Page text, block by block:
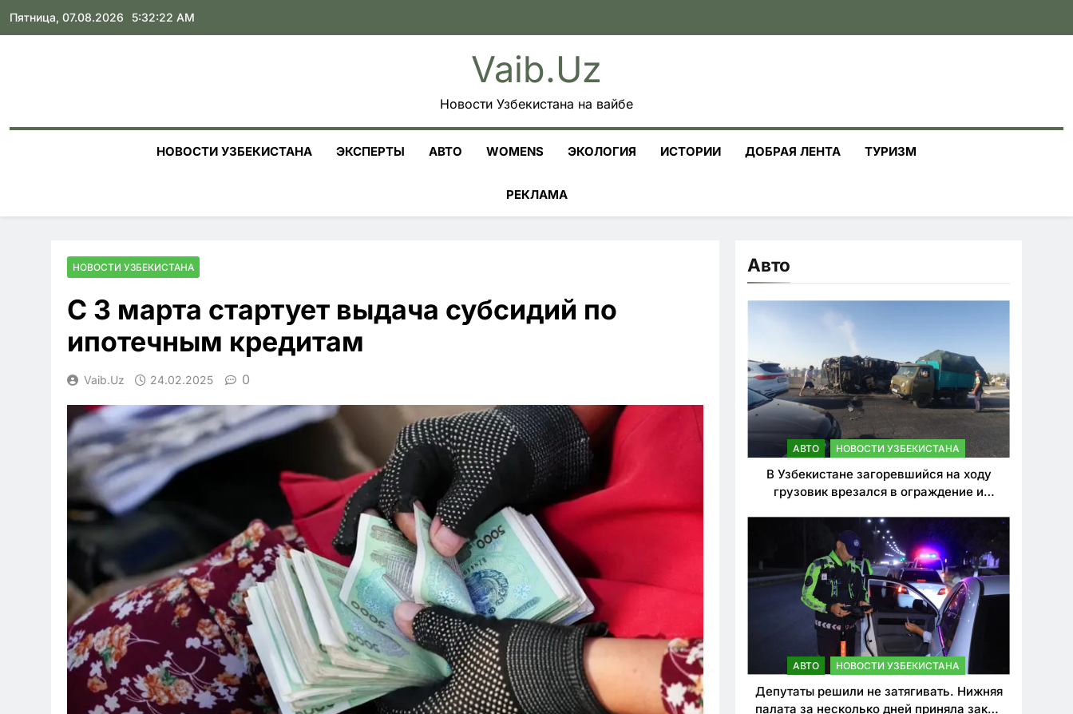
Skip
Пятница, 07.08.2026 5:32:24 AM
Vaib.uz
Новости Узбекистана на вайбе
НОВОСТИ УЗБЕКИСТАНА ЭКСПЕРТЫ АВТО WOMENS ЭКОЛОГИЯ ИСТОРИИ ДОБРАЯ ЛЕНТА ТУРИЗМ
РЕКЛАМА
НОВОСТИ УЗБЕКИСТАНА
С 3 марта стартует выдача субсидий по
ипотечным кредитам
Vaib.uz 24.02.2025 0
Авто
АВТО НОВОСТИ УЗБЕКИСТАНА
В Узбекистане загоревшийся на ходу
грузовик врезался в ограждение и
АВТО НОВОСТИ УЗБЕКИСТАНА
Депутаты решили не затягивать. Нижняя
палата за несколько дней приняла закон